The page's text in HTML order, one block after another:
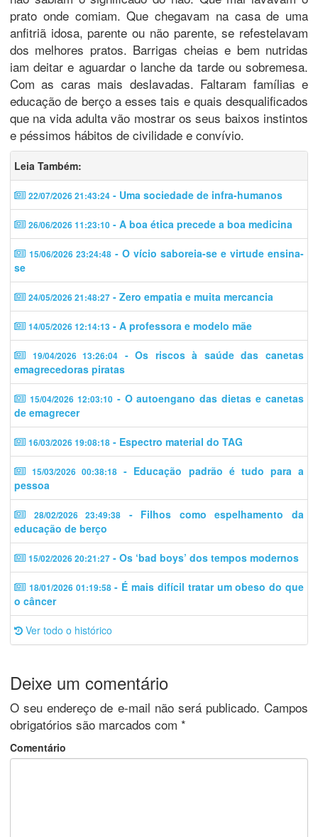
prato onde comiam. Que chegavam na casa de uma
anfitriã idosa, parente ou não parente, se refestelavam
dos melhores pratos. Barrigas cheias e bem nutridas
iam deitar e aguardar o lanche da tarde ou sobremesa.
Com as caras mais deslavadas. Faltaram famílias e
educação de berço a esses tais e quais desqualificados
que na vida adulta vão mostrar os seus baixos instintos
e péssimos hábitos de civilidade e convívio.
Leia Também:
22/07/2026 21:43:24 - Uma sociedade de infra-humanos
26/06/2026 11:23:10 - A boa ética precede a boa medicina
15/06/2026 23:24:48 - O vício saboreia-se e virtude ensina-
se
24/05/2026 21:48:27 - Zero empatia e muita mercancia
14/05/2026 12:14:13 - A professora e modelo mãe
19/04/2026 13:26:04 - Os riscos à saúde das canetas
emagrecedoras piratas
15/04/2026 12:03:10- O autoengano das dietas e canetas
de emagrecer
16/03/2026 19:08:18 - Espectro material do TAG
15/03/2026 00:38:18 - Educação padrão é tudo para a
pessoa
28/02/2026 23:49:38 - Filhos como espelhamento da
educação de berço
15/02/2026 20:21:27 - Os ‘bad boys’ dos tempos modernos
18/01/2026 01:19:58- É mais difícil tratar um obeso do que
o câncer
Ver todo o histórico
Deixe um comentário
O seu endereço de e-mail não será publicado. Campos
obrigatórios são marcados com *
Comentário